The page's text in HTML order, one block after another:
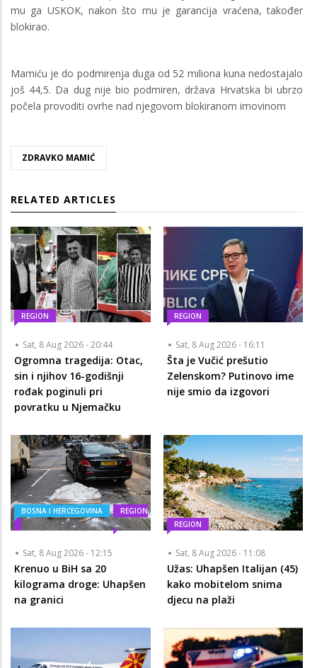
mu ga USKOK, nakon što mu je garancija vraćena, također
blokirao.
Mamiću je do podmirenja duga od 52 miliona kuna nedostajalo
još 44,5. Da dug nije bio podmiren, država Hrvatska bi ubrzo
počela provoditi ovrhe nad njegovom blokiranom imovinom
ZDRAVKO MAMIĆ
RELATED ARTICLES
REGION
Sat, 8 Aug 2026 - 20:44
Ogromna tragedija: Otac,
sin i njihov 16-godišnji
rođak poginuli pri
povratku u Njemačku
REGION
Sat, 8 Aug 2026 - 16:11
Šta je Vučić prešutio
Zelenskom? Putinovo ime
nije smio da izgovori
BOSNA I HERCEGOVINA REGION
Sat, 8 Aug 2026 - 12:15
Krenuo u BiH sa 20
kilograma droge: Uhapšen
na granici
REGION
Sat, 8 Aug 2026 - 11:08
Užas: Uhapšen Italijan (45)
kako mobitelom snima
djecu na plaži